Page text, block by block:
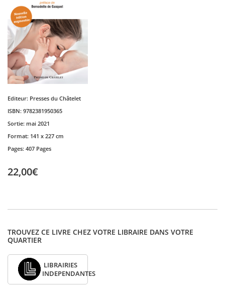
Editeur: Presses du Châtelet
ISBN: 9782381950365
Sortie: mai 2021
Format: 141 x 227 cm
Pages: 407 Pages
22,00€
TROUVEZ CE LIVRE CHEZ VOTRE LIBRAIRE DANS VOTRE
QUARTIER
LIBRAIRIES
INDEPENDANTES